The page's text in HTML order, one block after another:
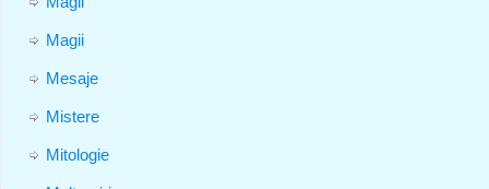
Magii
Mesaje
Mistere
Mitologie